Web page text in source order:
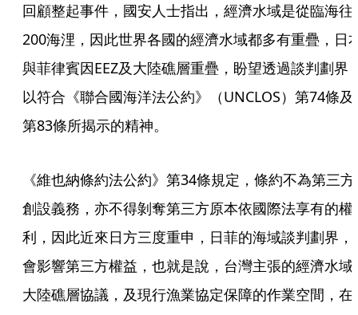
回顧整起事件，國安人士指出，經濟水域是從臨海往
200海浬，因此世界各國的經濟水域都多有重疊，日
與菲律賓因EEZ及大陸礁層重疊，盼望透過談判劃界
以符合《聯合國海洋法公約》（UNCLOS）第74條及
第83條所揭示的精神。
《維也納條約法公約》第34條規定，條約不為第三方
創設義務，亦不得剝奪第三方原本依國際法享有的權
利，因此近來日方三度重申，日菲的海域談判劃界，
會影響第三方權益，也就是說，台灣主張的經濟水域
大陸礁層協議，及現行漁業協定保障的作業空間，在